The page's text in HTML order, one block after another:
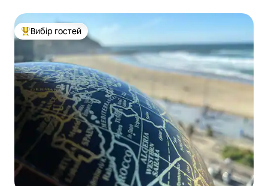
Топ вибір гостей
Вибір гостей